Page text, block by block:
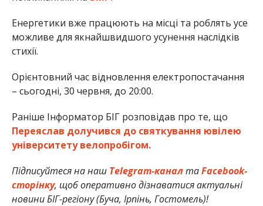
Енергетики вже працюють на місці та роблять усе
можливе для якнайшвидшого усунення наслідків
стихії.
Орієнтовний час відновлення електропостачання
– сьогодні, 30 червня, до 20:00.
Раніше Інформатор БІГ розповідав про те, що
Переяслав долучився до святкування ювілею
університету велопробігом.
Підписуйтеся на наш Telegram-каналтаFacebook-
сторінку, щоб оперативно дізнаватися актуальні
новини БІГ-регіону (Буча, Ірпінь, Гостомель)!